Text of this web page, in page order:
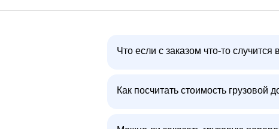
Что если с заказом что-то случится
Как посчитать стоимость грузовой